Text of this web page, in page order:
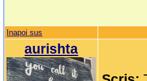
Inapoi sus
aurishta